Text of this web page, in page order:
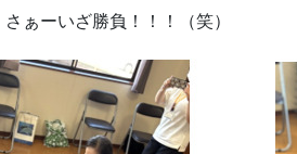
ぁーいざ勝負！！！（笑）